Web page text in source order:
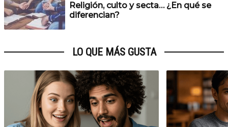
Religión, culto y secta… ¿En qué se
diferencian?
LO QUE MÁS GUSTA